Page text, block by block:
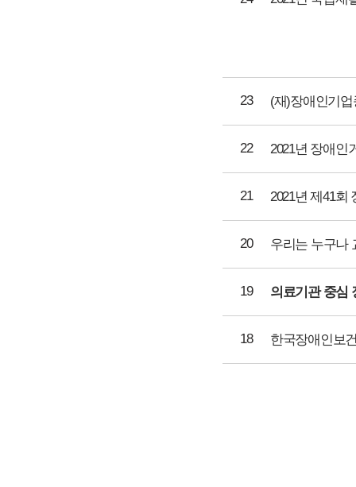
23 (재)장애인기
22 2021년 장애인
21 2021년 제41회
20
19
18 한국장애인보